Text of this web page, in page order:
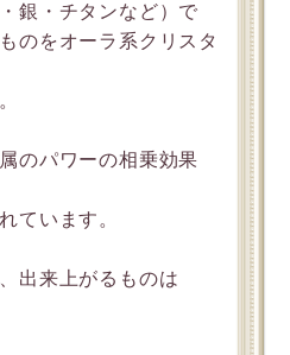
銀・チタンなど）で
のをオーラ系クリスタ
のパワーの相乗効果
ています。
出来上がるものは